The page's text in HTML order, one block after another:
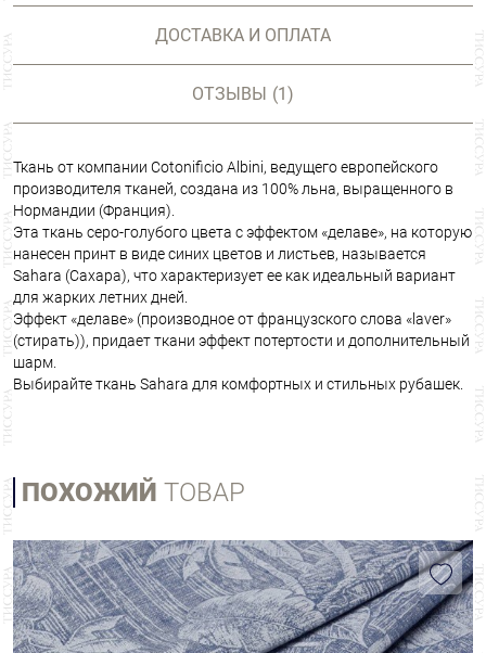
ДОСТАВКА И ОПЛАТА
ОТЗЫВЫ (1)
Ткань от компании Cotonificio Albini, ведущего европейского
производителя тканей, создана из 100% льна, выращенного в
Нормандии (Франция).
Эта ткань серо-голубого цвета с эффектом «делаве», на которую
нанесен принт в виде синих цветов и листьев, называется
Sahara (Сахара), что характеризует ее как идеальный вариант
для жарких летних дней.
Эффект «делаве» (производное от французского слова «laver»
(стирать)), придает ткани эффект потертости и дополнительный
шарм.
Выбирайте ткань Sahara для комфортных и стильных рубашек.
ПОХОЖИЙ ТОВАР